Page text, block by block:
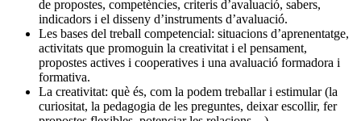
de propostes, competències, criteris d’avaluació, sabers,
indicadors i el disseny d’instruments d’avaluació.
Les bases del treball competencial: situacions d’aprenentatge,
activitats que promoguin la creativitat i el pensament,
propostes actives i cooperatives i una avaluació formadora i
formativa.
La creativitat: què és, com la podem treballar i estimular (la
curiositat, la pedagogia de les preguntes, deixar escollir, fer